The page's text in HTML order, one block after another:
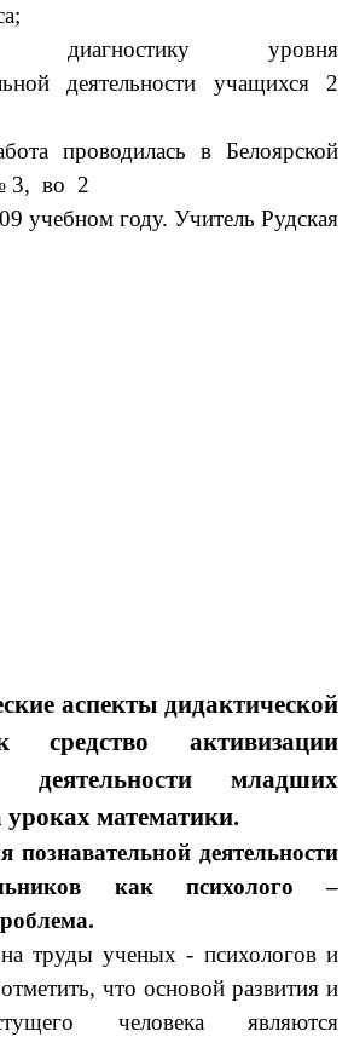
диагностику уровня
деятельности учащихся 2
проводилась в Белоярской
3, во 2
учебном году. Учитель Рудская
аспекты дидактической
активизации
деятельности младших
математики.
деятельности
как психолого –
труды ученых - психологов и
что основой развития и
человека являются